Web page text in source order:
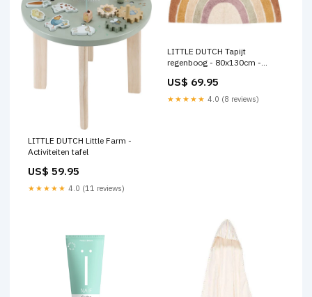
LITTLE DUTCH Little Farm -
Activiteiten tafel
US$ 59.95
★★★★★ 4.0 (11 reviews)
LITTLE DUTCH Tapijt
regenboog - 80x130cm -
US$ 69.95
★★★★★ 4.0 (8 reviews)